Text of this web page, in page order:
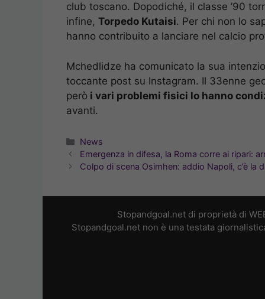
club toscano. Dopodiché, il classe ’90
infine, Torpedo Kutaisi. Per chi non lo
hanno contribuito a lanciare nel calcio
Mchedlidze ha comunicato la sua
toccante post su Instagram. Il 33enne
però i vari problemi fisici lo hanno
avanti.
Categorie
News
Emergenza in difesa, la Roma corre ai ripari:
Colpo di scena Osimhen: addio Napoli, c’è la
Stopandgoal.net di proprietà di
Stopandgoal.net non è una testata